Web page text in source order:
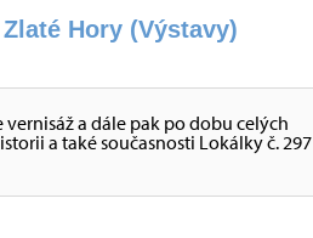
Hory (Výstavy)
vernisáž a dále pak po dobu celých
a také současnosti Lokálky č. 297